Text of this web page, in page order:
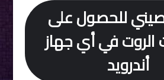
للحصول على
الروت في أي جهاز
أندرويد